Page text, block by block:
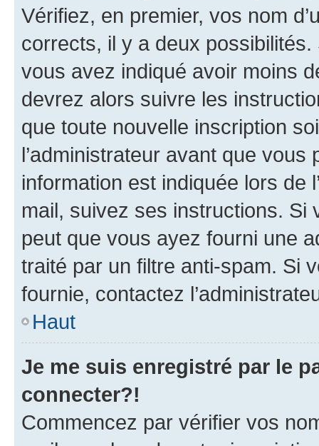
Vérifiez, en premier, vos nom
corrects, il y a deux
vous avez indiqué avoir moins
devrez alors suivre les
que toute nouvelle inscription
l’administrateur avant que
information est indiquée lors de
mail, suivez ses instructions. Si
peut que vous ayez fourni une
traité par un filtre anti-spam. Si
fournie, contactez
Haut
Je me suis enregistré par le
connecter?!
Commencez par vérifier vos